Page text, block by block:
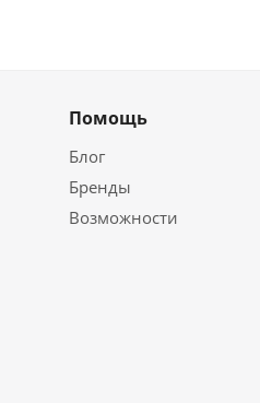
Помощь
Блог
Бренды
Возможности